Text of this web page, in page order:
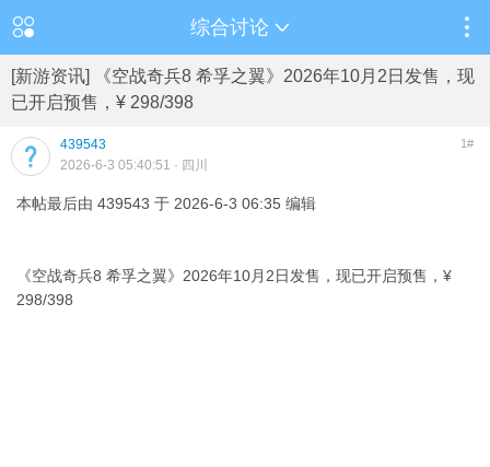
综合讨论
[新游资讯] 《空战奇兵8 希孚之翼》2026年10月2日发售，现
已开启预售，¥ 298/398
439543 1#
2026-6-3 05:40:51 · 四川
本帖最后由 439543 于 2026-6-3 06:35 编辑
《空战奇兵8 希孚之翼》2026年10月2日发售，现已开启预售，¥
298/398